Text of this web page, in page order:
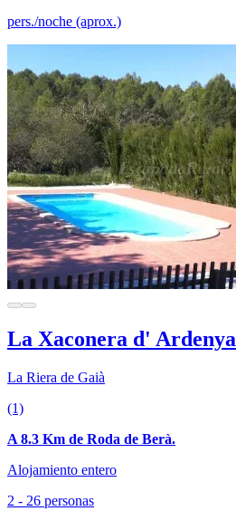
pers./noche (aprox.)
La Xaconera d' Ardenya
La Riera de Gaià
(1)
A 8.3 Km de Roda de Berà.
Alojamiento entero
2 - 26 personas